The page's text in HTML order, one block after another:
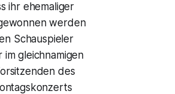
ihr ehemaliger
werden
Schauspieler
gleichnamigen
des